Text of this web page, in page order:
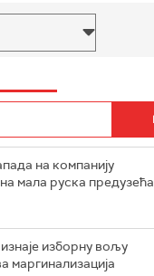
на компанију
мала руска предузећа
изборну вољу
маргинализација